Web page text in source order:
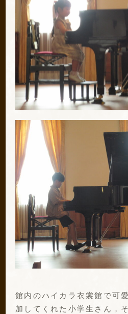
館内のハイカラ衣裳館で可
加してくれた小学生さん，